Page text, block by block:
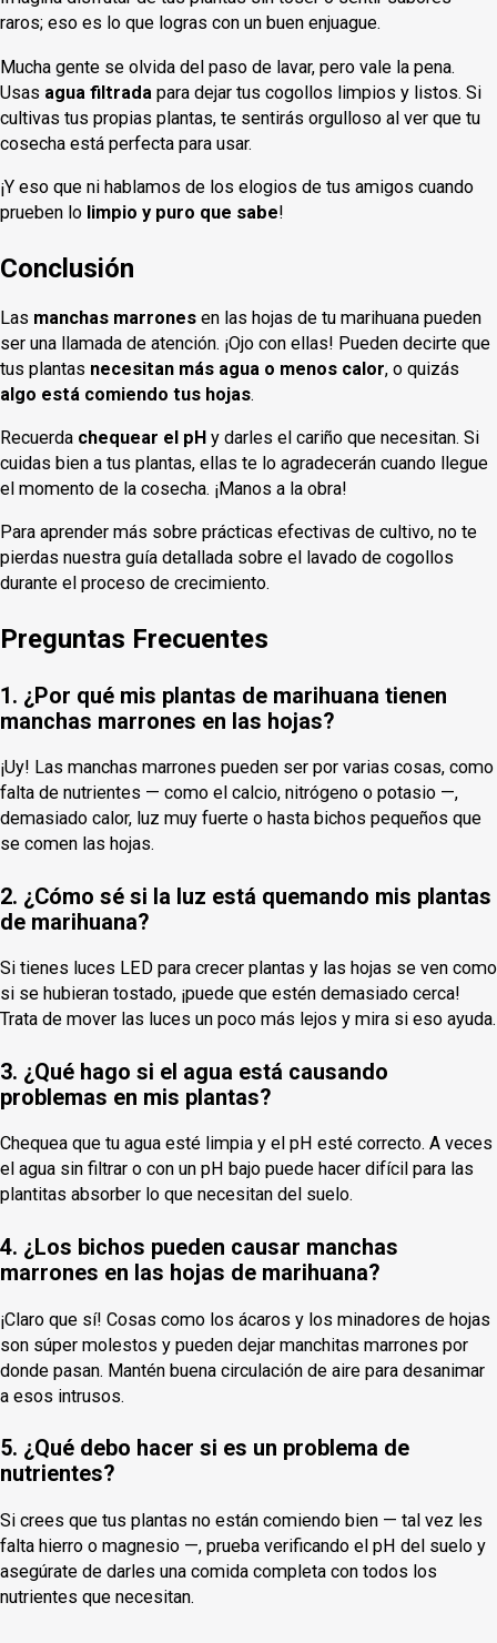
raros; eso es lo que logras con un buen enjuague.
Mucha gente se olvida del paso de lavar, pero vale la pena.
Usas agua filtrada para dejar tus cogollos limpios y listos. Si
cultivas tus propias plantas, te sentirás orgulloso al ver que tu
cosecha está perfecta para usar.
¡Y eso que ni hablamos de los elogios de tus amigos cuando
prueben lo limpio y puro que sabe!
Conclusión
Las manchas marrones en las hojas de tu marihuana pueden
ser una llamada de atención. ¡Ojo con ellas! Pueden decirte que
tus plantas necesitan más agua o menos calor, o quizás
algo está comiendo tus hojas.
Recuerda chequear el pH y darles el cariño que necesitan. Si
cuidas bien a tus plantas, ellas te lo agradecerán cuando llegue
el momento de la cosecha. ¡Manos a la obra!
Para aprender más sobre prácticas efectivas de cultivo, no te
pierdas nuestra guía detallada sobre el lavado de cogollos
durante el proceso de crecimiento.
Preguntas Frecuentes
1. ¿Por qué mis plantas de marihuana tienen
manchas marrones en las hojas?
¡Uy! Las manchas marrones pueden ser por varias cosas, como
falta de nutrientes — como el calcio, nitrógeno o potasio —,
demasiado calor, luz muy fuerte o hasta bichos pequeños que
se comen las hojas.
2. ¿Cómo sé si la luz está quemando mis plantas
de marihuana?
Si tienes luces LED para crecer plantas y las hojas se ven como
si se hubieran tostado, ¡puede que estén demasiado cerca!
Trata de mover las luces un poco más lejos y mira si eso ayuda.
3. ¿Qué hago si el agua está causando
problemas en mis plantas?
Chequea que tu agua esté limpia y el pH esté correcto. A veces
el agua sin filtrar o con un pH bajo puede hacer difícil para las
plantitas absorber lo que necesitan del suelo.
4. ¿Los bichos pueden causar manchas
marrones en las hojas de marihuana?
¡Claro que sí! Cosas como los ácaros y los minadores de hojas
son súper molestos y pueden dejar manchitas marrones por
donde pasan. Mantén buena circulación de aire para desanimar
a esos intrusos.
5. ¿Qué debo hacer si es un problema de
nutrientes?
Si crees que tus plantas no están comiendo bien — tal vez les
falta hierro o magnesio —, prueba verificando el pH del suelo y
asegúrate de darles una comida completa con todos los
nutrientes que necesitan.